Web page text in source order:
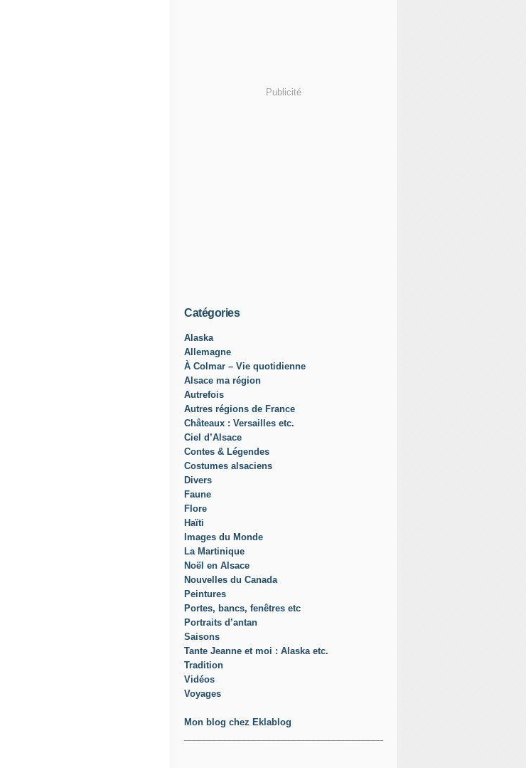
Publicité
Catégories
Alaska
Allemagne
À Colmar – Vie quotidienne
Alsace ma région
Autrefois
Autres régions de France
Châteaux : Versailles etc.
Ciel d’Alsace
Contes & Légendes
Costumes alsaciens
Divers
Faune
Flore
Haïti
Images du Monde
La Martinique
Noël en Alsace
Nouvelles du Canada
Peintures
Portes, bancs, fenêtres etc
Portraits d’antan
Saisons
Tante Jeanne et moi : Alaska etc.
Tradition
Vidéos
Voyages
Mon blog chez Eklablog